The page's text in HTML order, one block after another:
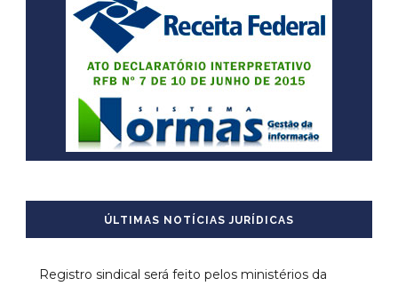
ÚLTIMAS NOTÍCIAS JURÍDICAS
Registro sindical será feito pelos ministérios da